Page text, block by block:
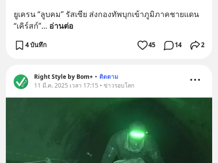
ยูเครน “ลูบคม” รัสเซีย ส่งกองทัพบุกเข้าภูมิภาคชายแดน
“เคิร์สก์”... อ่านต่อ
4 บันทึก 45 14 2
Right Style by Bom+ • ติดตาม
11 มี.ค. 2025 เวลา 17:15 • ข่าวรอบโลก